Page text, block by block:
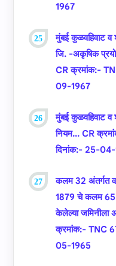
1967
मुंबई कुळवहिवाट
जि. -अकृषिक
CR क्रमांक:-
09-1967
मुंबई कुळवहिवाट
नियम... CR
दिनांक:- 25-
कलम 32 अंतर्गत व
1879 चे कलम 65
केलेल्‍या जमिनीला
क्रमांक:- TNC
05-1965